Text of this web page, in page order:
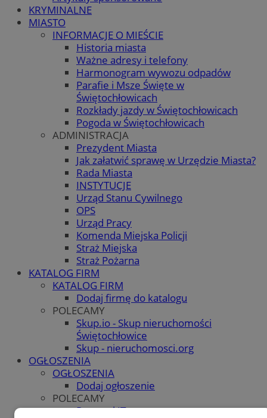
KRYMINALNE
MIASTO
INFORMACJE O MIEŚCIE
Historia miasta
Ważne adresy i telefony
Harmonogram wywozu odpadów
Parafie i Msze Święte w
Świętochłowicach
Rozkłady jazdy w Świętochłowicach
Pogoda w Świętochłowicach
ADMINISTRACJA
Prezydent Miasta
Jak załatwić sprawę w Urzędzie Miasta?
Rada Miasta
INSTYTUCJE
Urząd Stanu Cywilnego
OPS
Urząd Pracy
Komenda Miejska Policji
Straż Miejska
Straż Pożarna
KATALOG FIRM
KATALOG FIRM
Dodaj firmę do katalogu
POLECAMY
Skup.io - Skup nieruchomości
Świętochłowice
Skup - nieruchomosci.org
OGŁOSZENIA
OGŁOSZENIA
Dodaj ogłoszenie
POLECAMY
Protocol IT